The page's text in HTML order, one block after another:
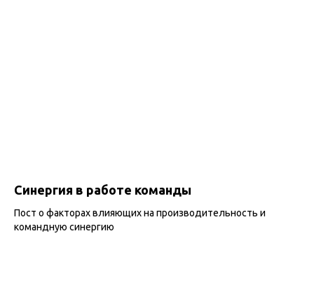
Синергия в работе команды
Пост о факторах влияющих на производительность и
командную синергию